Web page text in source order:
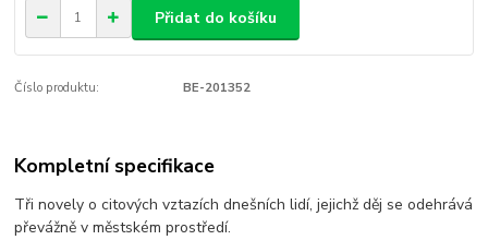
Přidat do košíku
Číslo produktu: BE-201352
Kompletní specifikace
Tři novely o citových vztazích dnešních lidí, jejichž děj se odehrává
převážně v městském prostředí.